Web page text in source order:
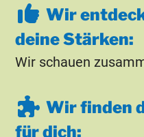
Wir
deine Stärken:
Wir schauen
Wir finden
für dich: